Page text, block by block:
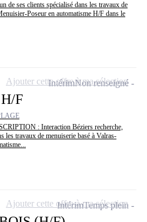
de ses clients spécialisé dans les travaux de
Poseur en automatisme H/F dans le
F
: Interaction Béziers recherche,
les travaux de menuiserie basé à Valras-
IntérimNon renseigné
Ajouter cette offre à ma sélection
IntérimTemps plein
Ajouter cette offre à ma sélection